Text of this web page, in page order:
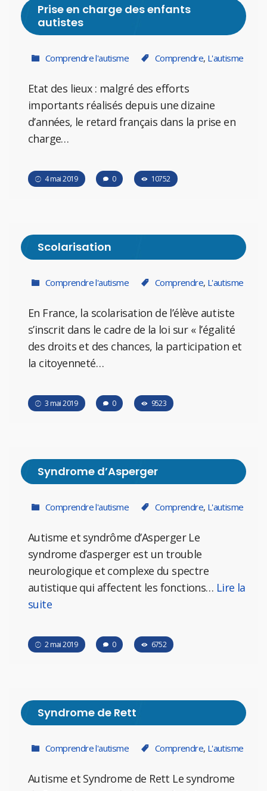
Prise en charge des enfants
autistes
Comprendre l'autisme Comprendre, L'autisme
Etat des lieux : malgré des efforts
importants réalisés depuis une dizaine
d’années, le retard français dans la prise en
charge…
4 mai 2019 0 10752
Scolarisation
Comprendre l'autisme Comprendre, L'autisme
En France, la scolarisation de l’élève autiste
s’inscrit dans le cadre de la loi sur « l’égalité
des droits et des chances, la participation et
la citoyenneté…
3 mai 2019 0 9523
Syndrome d’Asperger
Comprendre l'autisme Comprendre, L'autisme
Autisme et syndrôme d’Asperger Le
syndrome d’asperger est un trouble
neurologique et complexe du spectre
autistique qui affectent les fonctions… Lire la
suite
2 mai 2019 0 6752
Syndrome de Rett
Comprendre l'autisme Comprendre, L'autisme
Autisme et Syndrome de Rett Le syndrome